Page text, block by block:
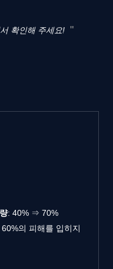
확인해 주세요!
: 40% ⇒ 70%
의 피해를 입히지